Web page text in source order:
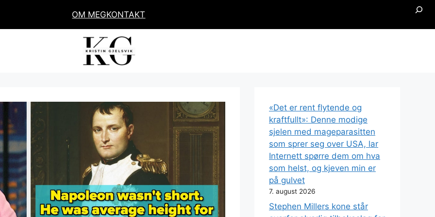
OM MEGKONTAKT
«Det er rent flytende og
kraftfullt»: Denne modige
sjelen med mageparasitten
som sprer seg over USA, lar
Internett spørre dem om hva
som helst, og kjeven min er
på gulvet
7. august 2026
Stephen Millers kone står